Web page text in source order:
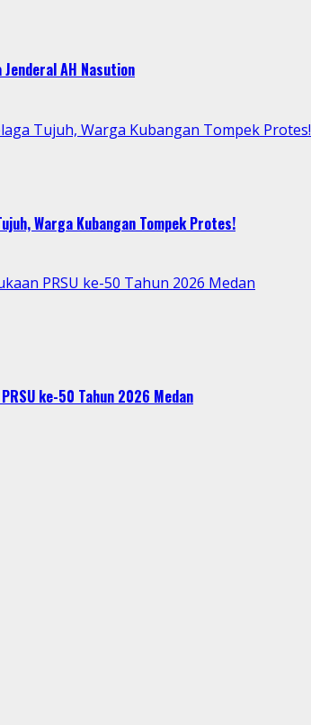
AH Nasution
Tujuh, Warga Kubangan Tompek Protes!
Warga Kubangan Tompek Protes!
PRSU ke-50 Tahun 2026 Medan
ke-50 Tahun 2026 Medan